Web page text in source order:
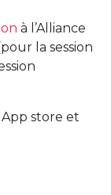
à l’Alliance
la session
store et